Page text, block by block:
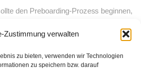
Zustimmung verwalten
zu bieten, verwenden wir Technologien
zu speichern bzw. darauf
den Preboarding-Prozess beginnen,
für die Vorbereitung, und die Mitarbeiter
von kurzfristigen Problemen,